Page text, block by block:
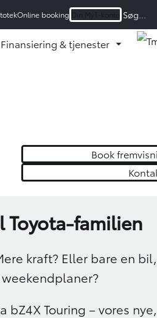
Online booking
ud
undermenu ud
Finansiering & tjenester
Fold
Book
Toyota-familien
kraft? Eller bare en
bZ4X Touring – vores